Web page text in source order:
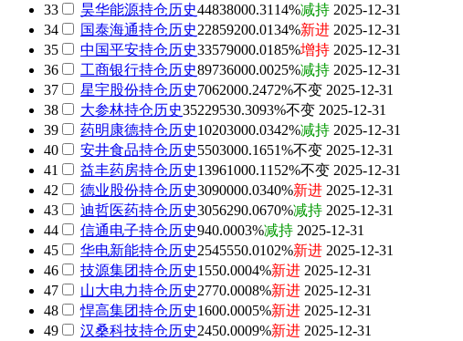
33
昊华能源持仓历史44838000.3114%减持 2025-12-31
34
国泰海通持仓历史22859200.0134%新进 2025-12-31
35
中国平安持仓历史33579000.0185%增持 2025-12-31
36
工商银行持仓历史89736000.0025%减持 2025-12-31
37
星宇股份持仓历史7062000.2472%不变 2025-12-31
38
大参林持仓历史35229530.3093%不变 2025-12-31
39
药明康德持仓历史10203000.0342%减持 2025-12-31
40
安井食品持仓历史5503000.1651%不变 2025-12-31
41
益丰药房持仓历史13961000.1152%不变 2025-12-31
42
德业股份持仓历史3090000.0340%新进 2025-12-31
43
迪哲医药持仓历史3056290.0670%减持 2025-12-31
44
信通电子持仓历史940.0003%减持 2025-12-31
45
华电新能持仓历史2545550.0102%新进 2025-12-31
46
技源集团持仓历史1550.0004%新进 2025-12-31
47
山大电力持仓历史2770.0008%新进 2025-12-31
48
悍高集团持仓历史1600.0005%新进 2025-12-31
49
汉桑科技持仓历史2450.0009%新进 2025-12-31